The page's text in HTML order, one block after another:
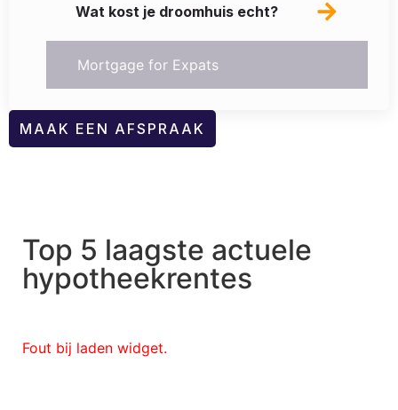
Mortgage for Expats
Wat kost je droomhuis echt?
MAAK EEN AFSPRAAK
Top 5 laagste actuele
hypotheekrentes
Fout bij laden widget.